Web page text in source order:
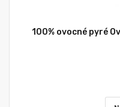
100% ovocné pyré